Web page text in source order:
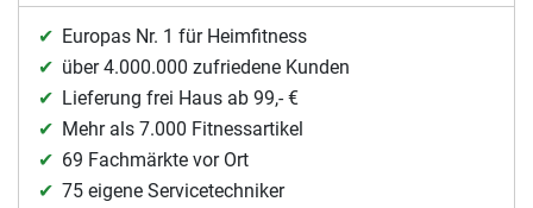
Europas Nr. 1 für Heimfitness
über 4.000.000 zufriedene Kunden
Lieferung frei Haus ab 99,- €
Mehr als 7.000 Fitnessartikel
69 Fachmärkte vor Ort
75 eigene Servicetechniker